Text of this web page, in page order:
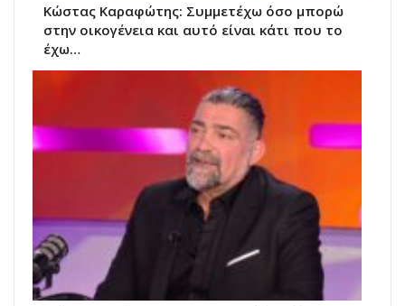
Κώστας Καραφώτης: Συμμετέχω όσο μπορώ
στην οικογένεια και αυτό είναι κάτι που το
έχω…